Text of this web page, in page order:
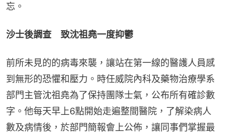
忘。
沙士後調查　致沈祖堯一度抑鬱
前所未見的的病毒來襲，讓站在第一線的醫護人員感
到無形的恐懼和壓力。時任威院內科及藥物治療學系
部門主管沈祖堯為了保持團隊士氣，公布所有確診數
字。他每天早上6點開始走遍整間醫院，了解染病人
數及病情後，於部門簡報會上公佈，讓同事們掌握最